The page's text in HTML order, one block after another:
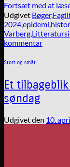
Fortsæt med at
Udgivet Bøger,
2024,epidemi,
Varberg,
kommentar
Stort og småt
Et
søndag
Udgivet den 10.